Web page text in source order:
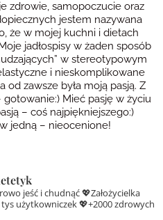
zdrowie, samopoczucie oraz
jestem nazywana
że w mojej kuchni i dietach
jadłospisy w żaden sposób
w stereotypowym
i nieskomplikowane
zawsze była moją pasją. Z
gotowanie:) Mieć pasję w życiu
– coś najpiękniejszego:)
jedną – nieocenione!
jeść i chudnąć💖Założycielka
tys użytkowniczek💖+2000 zdrowych